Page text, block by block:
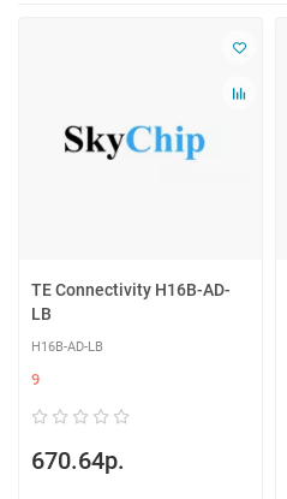
TE Connectivity H16B-AD-
LB
H16B-AD-LB
9
670.64р.